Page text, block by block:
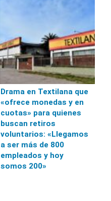
Drama en Textilana que
«ofrece monedas y en
cuotas» para quienes
buscan retiros
voluntarios: «Llegamos
a ser más de 800
empleados y hoy
somos 200»